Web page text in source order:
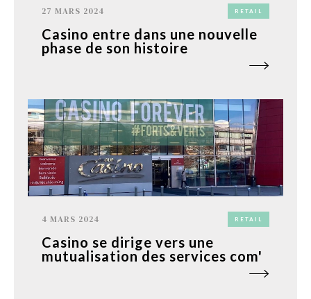
27 MARS 2024 RETAIL
Casino entre dans une nouvelle
phase de son histoire
4 MARS 2024 RETAIL
Casino se dirige vers une
mutualisation des services com'